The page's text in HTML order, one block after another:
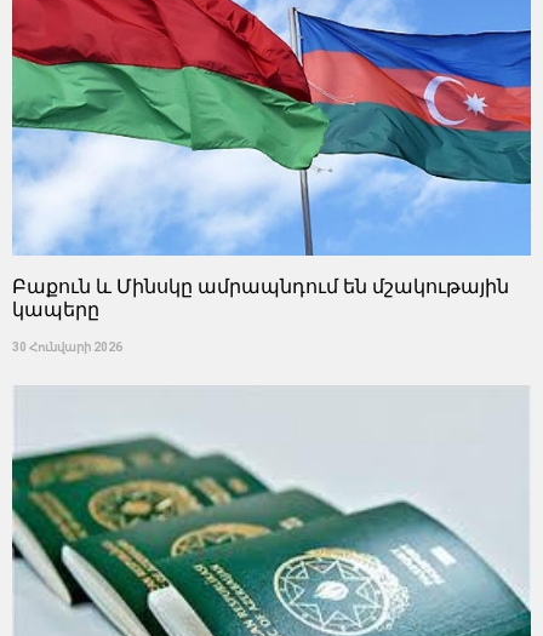
Բաքուն և Մինսկը ամրապնդում են մշակութային
կապերը
30 Հունվարի 2026